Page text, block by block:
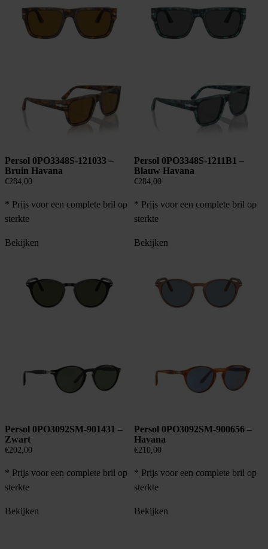
Persol 0PO3348S-121033 –
Bruin Havana
€284,00
* Prijs voor een complete bril op
sterkte
Bekijken
Persol 0PO3348S-1211B1 –
Blauw Havana
€284,00
* Prijs voor een complete bril op
sterkte
Bekijken
Persol 0PO3092SM-901431 –
Zwart
€202,00
* Prijs voor een complete bril op
sterkte
Bekijken
Persol 0PO3092SM-900656 –
Havana
€210,00
* Prijs voor een complete bril op
sterkte
Bekijken